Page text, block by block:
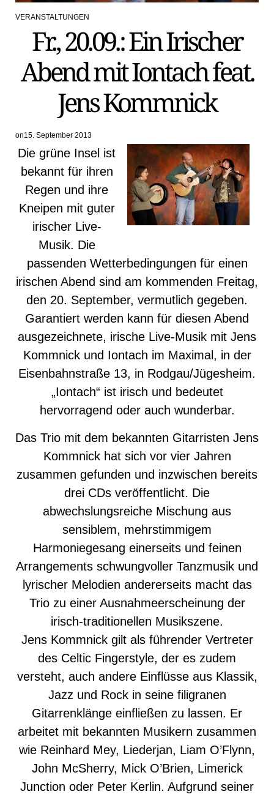
POSTED
VERANSTALTUNGEN
Fr., 20.09.: Ein Irischer
Abend mit Iontach feat.
Jens Kommnick
on15. September 2013
Die grüne Insel ist
bekannt für ihren
Regen und ihre
Kneipen mit guter
irischer Live-
Musik. Die
passenden Wetterbedingungen für einen
irischen Abend sind am kommenden Freitag,
den 20. September, vermutlich gegeben.
Garantiert werden kann für diesen Abend
ausgezeichnete, irische Live-Musik mit Jens
Kommnick und Iontach im Maximal, in der
Eisenbahnstraße 13, in Rodgau/Jügesheim.
„Iontach“ ist irisch und bedeutet
hervorragend oder auch wunderbar.
Das Trio mit dem bekannten Gitarristen Jens
Kommnick hat sich vor vier Jahren
zusammen gefunden und inzwischen bereits
drei CDs veröffentlicht. Die
abwechslungsreiche Mischung aus
sensiblem, mehrstimmigem
Harmoniegesang einerseits und feinen
Arrangements schwungvoller Tanzmusik und
lyrischer Melodien andererseits macht das
Trio zu einer Ausnahmeerscheinung der
irisch-traditionellen Musikszene.
Jens Kommnick gilt als führender Vertreter
des Celtic Fingerstyle, der es zudem
versteht, auch andere Einflüsse aus Klassik,
Jazz und Rock in seine filigranen
Gitarrenklänge einfließen zu lassen. Er
arbeitet mit bekannten Musikern zusammen
wie Reinhard Mey, Liederjan, Liam O’Flynn,
John McSherry, Mick O’Brien, Limerick
Junction oder Peter Kerlin. Aufgrund seiner